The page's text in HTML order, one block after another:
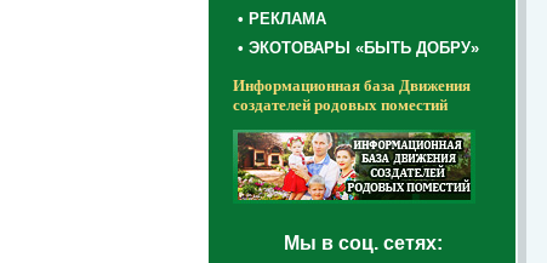
• РЕКЛАМА
• ЭКОТОВАРЫ «БЫТЬ ДОБРУ»
Информационная база Движения
создателей родовых поместий
Мы в соц. сетях: